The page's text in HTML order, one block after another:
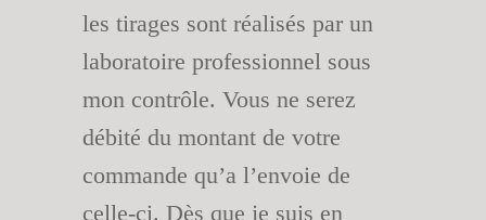
les tirages sont réalisés par un
laboratoire professionnel sous
mon contrôle. Vous ne serez
débité du montant de votre
commande qu’a l’envoie de
celle-ci. Dès que je suis en